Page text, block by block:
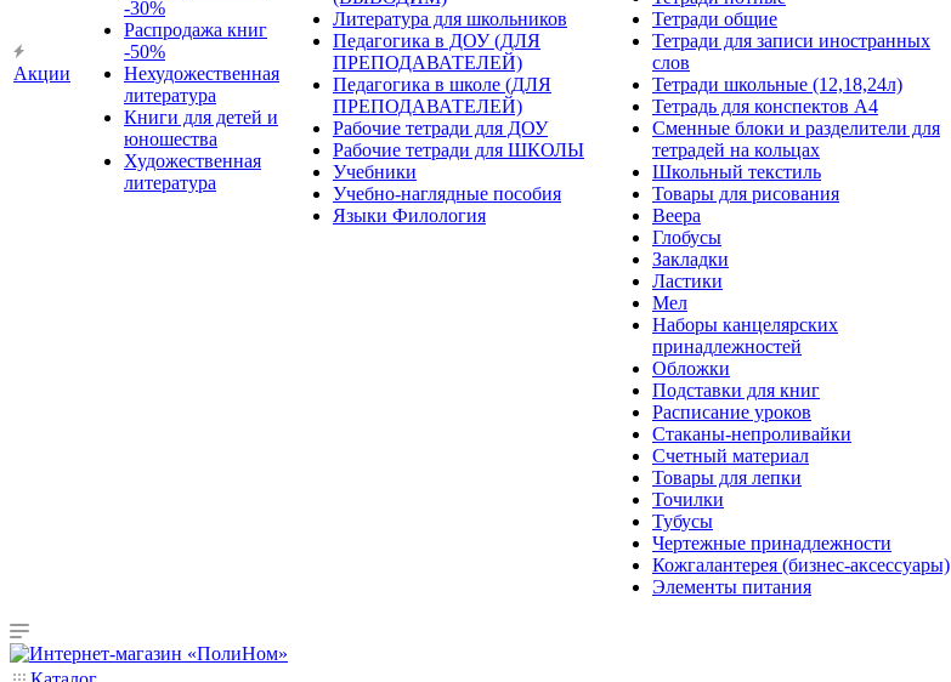
Акции
-30%
Распродажа книг
-50%
Нехудожественная
литература
Книги для детей и
юношества
Художественная
литература
Литература для школьников
Педагогика в ДОУ (ДЛЯ
ПРЕПОДАВАТЕЛЕЙ)
Педагогика в школе (ДЛЯ
ПРЕПОДАВАТЕЛЕЙ)
Рабочие тетради для ДОУ
Рабочие тетради для ШКОЛЫ
Учебники
Учебно-наглядные пособия
Языки Филология
Тетради общие
Тетради для записи иностранных
слов
Тетради школьные (12,18,24л)
Тетрадь для конспектов А4
Сменные блоки и разделители для
тетрадей на кольцах
Школьный текстиль
Товары для рисования
Веера
Глобусы
Закладки
Ластики
Мел
Наборы канцелярских
принадлежностей
Обложки
Подставки для книг
Расписание уроков
Стаканы-непроливайки
Счетный материал
Товары для лепки
Точилки
Тубусы
Чертежные принадлежности
Кожгалантерея (бизнес-аксессуары)
Элементы питания